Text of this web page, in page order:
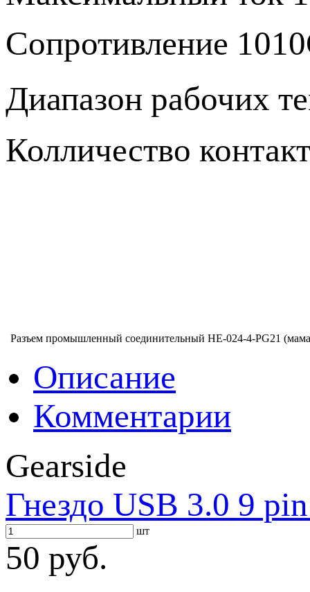
Сопротивление
Диапазон рабочих
Колличество
Разъем промышленный соединительный HE-024-4-PG21
Описание
Комментарии
Gearside
Гнездо USB 3.0 9
шт
50 руб.